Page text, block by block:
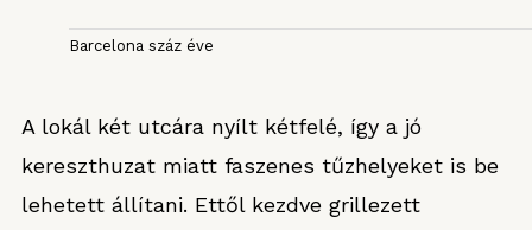
Barcelona száz éve
A lokál két utcára nyílt kétfelé, így a jó
kereszthuzat miatt faszenes tűzhelyeket is be
lehetett állítani. Ettől kezdve grillezett